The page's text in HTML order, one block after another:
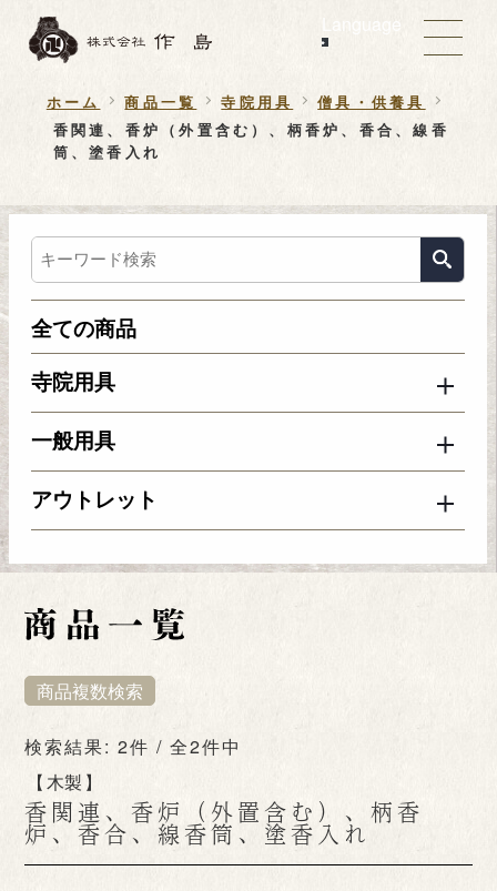
Language
ホーム 商品一覧 寺院用具
僧具・供養具
香関連、香炉（外置含む）、柄香炉、香合、線香
筒、塗香入れ
全ての商品
寺院用具
一般用具
アウトレット
商品複数検索
香関連、香炉（外置含む）、柄香
炉、香合、線香筒、塗香入れ
木製
検索結果: 2件 / 全2件中